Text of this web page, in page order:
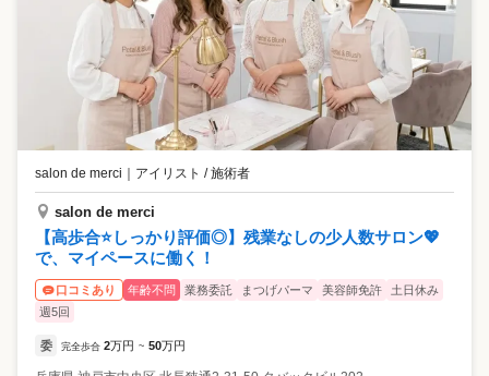
salon de merci アイリスト / 施術者
salon de merci
【高歩合⭐️しっかり評価◎】残業なしの少人数サロン💖
で、マイペースに働く！
口コミあり 年齢不問 業務委託 まつげパーマ 美容師免許
土日休み
週5回
委 完全歩合 2万円 ~ 50万円